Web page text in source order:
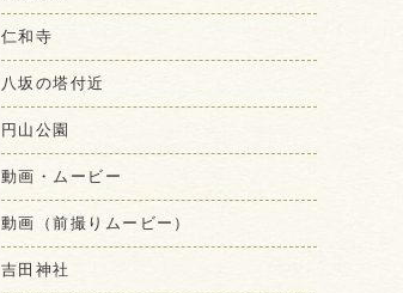
仁和寺
八坂の塔付近
円山公園
動画・ムービー
動画（前撮りムービー）
吉田神社